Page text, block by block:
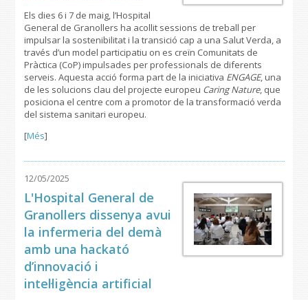
Els dies 6 i 7 de maig, l’Hospital
General de Granollers ha acollit sessions de treball per
impulsar la sostenibilitat i la transició cap a una Salut Verda, a
través d’un model participatiu on es creïn Comunitats de
Pràctica (CoP) impulsades per professionals de diferents
serveis. Aquesta acció forma part de la iniciativa ENGAGE, una
de les solucions clau del projecte europeu Caring Nature, que
posiciona el centre com a promotor de la transformació verda
del sistema sanitari europeu.
[Més]
12/05/2025
L'Hospital General de
Granollers dissenya avui
la infermeria del demà
amb una hackató
d’innovació i
intel·ligència artificial